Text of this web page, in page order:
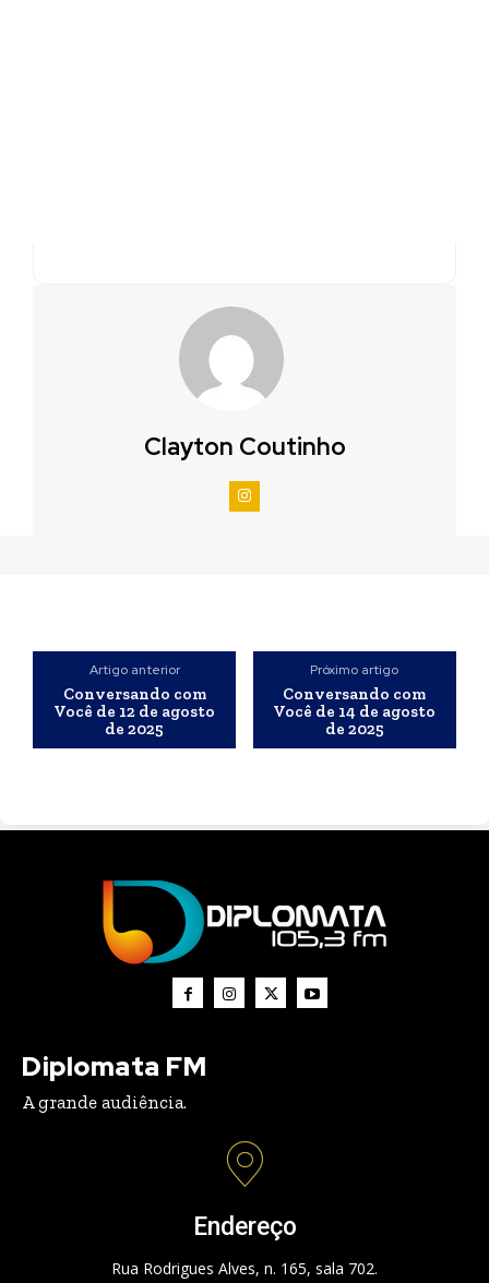
Clayton Coutinho
Artigo anterior
Conversando com
Você de 12 de agosto
de 2025
Próximo artigo
Conversando com
Você de 14 de agosto
de 2025
Diplomata FM
A grande audiência.
Endereço
Rua Rodrigues Alves, n. 165, sala 702.